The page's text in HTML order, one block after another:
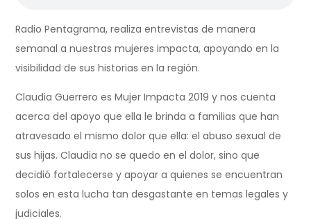
Radio Pentagrama, realiza entrevistas de manera
semanal a nuestras mujeres impacta, apoyando en la
visibilidad de sus historias en la región.
Claudia Guerrero es Mujer Impacta 2019 y nos cuenta
acerca del apoyo que ella le brinda a familias que han
atravesado el mismo dolor que ella: el abuso sexual de
sus hijas. Claudia no se quedo en el dolor, sino que
decidió fortalecerse y apoyar a quienes se encuentran
solos en esta lucha tan desgastante en temas legales y
judiciales.